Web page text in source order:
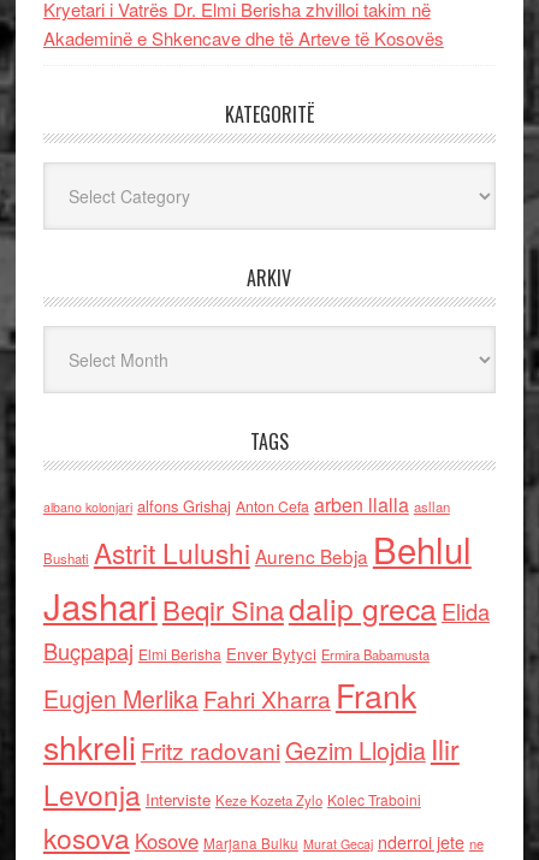
Kryetari i Vatrës Dr. Elmi Berisha zhvilloi takim në
Akademinë e Shkencave dhe të Arteve të Kosovës
KATEGORITË
ARKIV
TAGS
albano kolonjari alfons Grishaj Anton Cefa arben llalla asllan
Bushati Astrit Lulushi Aurenc Bebja Behlul
Jashari Beqir Sinadalip grecaElida
Buçpapaj Elmi Berisha Enver Bytyci Ermira Babamusta
Eugjen MerlikaFahri Xharra Frank
shkreli Fritz radovaniGezim Llojdia Ilir
Levonja Interviste Keze Kozeta Zylo Kolec Traboini
kosova Kosove Marjana Bulku Murat Gecaj nderroi jete ne